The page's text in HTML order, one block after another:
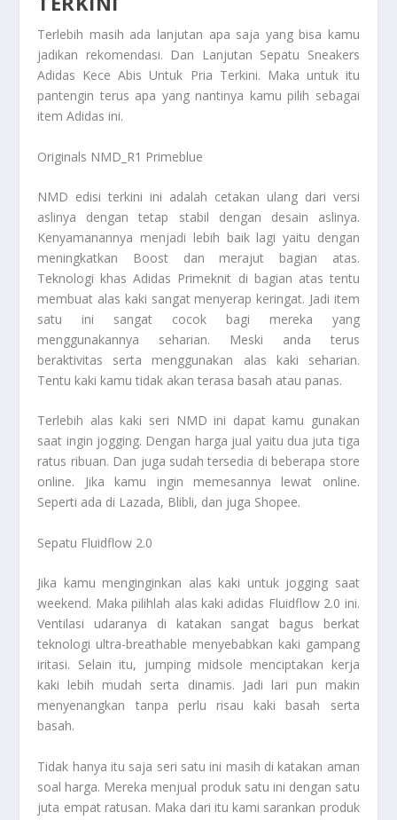
Terlebih masih ada lanjutan apa saja yang bisa kamu
jadikan rekomendasi. Dan
Lanjutan Sepatu Sneakers
Adidas Kece Abis Untuk Pria Terkini. Maka untuk itu
pantengin terus apa yang nantinya kamu pilih sebagai
item Adidas ini.
Originals NMD_R1 Primeblue
NMD edisi terkini ini adalah cetakan ulang dari versi
aslinya dengan tetap stabil dengan desain aslinya.
Kenyamanannya menjadi lebih baik lagi yaitu dengan
meningkatkan Boost dan merajut bagian atas.
Teknologi khas Adidas Primeknit di bagian atas tentu
membuat alas kaki sangat menyerap keringat. Jadi item
satu ini sangat cocok bagi mereka yang
menggunakannya seharian. Meski anda terus
beraktivitas serta menggunakan alas kaki seharian.
Tentu kaki kamu tidak akan terasa basah atau panas.
Terlebih alas kaki seri NMD ini dapat kamu gunakan
saat ingin jogging. Dengan harga jual yaitu dua juta tiga
ratus ribuan. Dan juga sudah tersedia di beberapa store
online. Jika kamu ingin memesannya lewat online.
Seperti ada di Lazada, Blibli, dan juga Shopee.
Sepatu Fluidflow 2.0
Jika kamu menginginkan alas kaki untuk jogging saat
weekend. Maka pilihlah alas kaki adidas Fluidflow 2.0 ini.
Ventilasi udaranya di katakan sangat bagus berkat
teknologi ultra-breathable menyebabkan kaki gampang
iritasi. Selain itu, jumping midsole menciptakan kerja
kaki lebih mudah serta dinamis. Jadi lari pun makin
menyenangkan tanpa perlu risau kaki basah serta
basah.
Tidak hanya itu saja seri satu ini masih di katakan aman
soal harga. Mereka menjual produk satu ini dengan satu
juta empat ratusan. Maka dari itu kami sarankan produk